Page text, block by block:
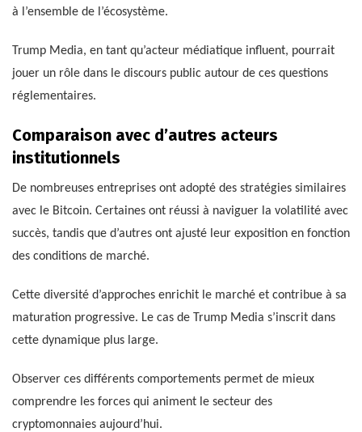
à l’ensemble de l’écosystème.
Trump Media, en tant qu’acteur médiatique influent, pourrait
jouer un rôle dans le discours public autour de ces questions
réglementaires.
Comparaison avec d’autres acteurs
institutionnels
De nombreuses entreprises ont adopté des stratégies similaires
avec le Bitcoin. Certaines ont réussi à naviguer la volatilité avec
succès, tandis que d’autres ont ajusté leur exposition en fonction
des conditions de marché.
Cette diversité d’approches enrichit le marché et contribue à sa
maturation progressive. Le cas de Trump Media s’inscrit dans
cette dynamique plus large.
Observer ces différents comportements permet de mieux
comprendre les forces qui animent le secteur des
cryptomonnaies aujourd’hui.